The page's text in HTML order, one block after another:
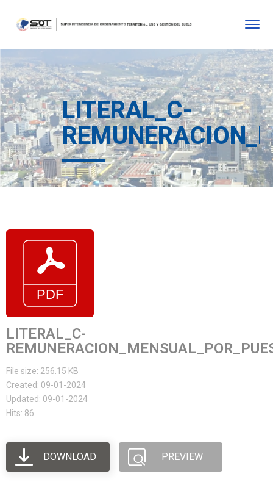
LITERAL_C-
LITERAL_C-
File size: 256.15 KB
Created: 09-01-2024
Updated: 09-01-2024
Hits: 86
DOWNLOAD PREVIEW